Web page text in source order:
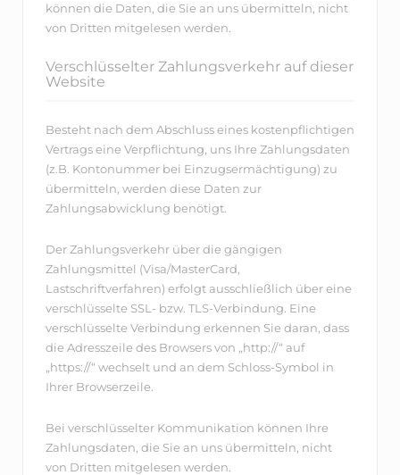
können die Daten, die Sie an uns übermitteln, nicht
von Dritten mitgelesen werden.
Verschlüsselter Zahlungsverkehr auf dieser
Website
Besteht nach dem Abschluss eines kostenpflichtigen
Vertrags eine Verpflichtung, uns Ihre Zahlungsdaten
(z.B. Kontonummer bei Einzugsermächtigung) zu
übermitteln, werden diese Daten zur
Zahlungsabwicklung benötigt.
Der Zahlungsverkehr über die gängigen
Zahlungsmittel (Visa/MasterCard,
Lastschriftverfahren) erfolgt ausschließlich über eine
verschlüsselte SSL- bzw. TLS-Verbindung. Eine
verschlüsselte Verbindung erkennen Sie daran, dass
die Adresszeile des Browsers von „http://“ auf
„https://“ wechselt und an dem Schloss-Symbol in
Ihrer Browserzeile.
Bei verschlüsselter Kommunikation können Ihre
Zahlungsdaten, die Sie an uns übermitteln, nicht
von Dritten mitgelesen werden.